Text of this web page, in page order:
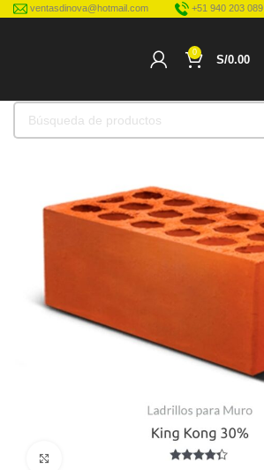
ventasdinova@hotmail.com +51 940 203 089
0
S/0.00
Haga Click para agrandar